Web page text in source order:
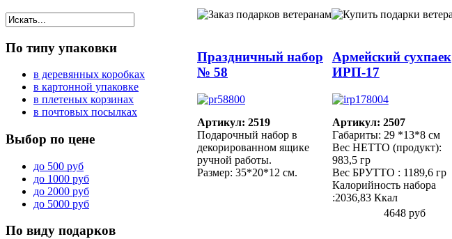
Праздничный набор
№ 58
Артикул: 2519
Подарочный набор в
декорированном ящике
ручной работы.
Размер: 35*20*12 см.
4648 руб
Армейский сухпаек
ИРП-17
Артикул: 2507
Габариты: 29 *13*8 см
Вес НЕТТО (продукт):
983,5 гр
Вес БРУТТО : 1189,6 гр
Калорийность набора
:2036,83 Ккал
По типу упаковки
в деревянных коробках
в картонной упаковке
в плетеных корзинах
в почтовых посылках
Выбор по цене
до 500 руб
до 1000 руб
до 2000 руб
до 5000 руб
По виду подарков